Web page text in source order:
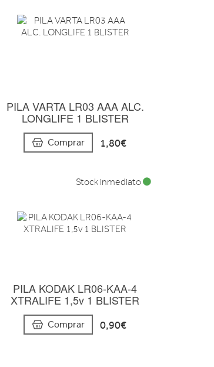
PILA VARTA LR03 AAA ALC.
LONGLIFE 1 BLISTER
Comprar 1,80€
PILA KODAK LR06-KAA-4
XTRALIFE 1,5v 1 BLISTER
Comprar 0,90€
Stock inmediato